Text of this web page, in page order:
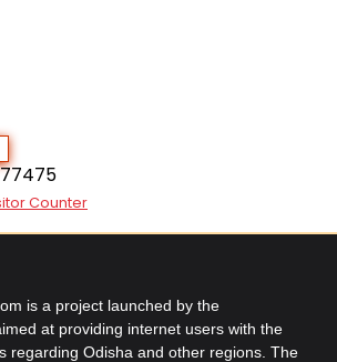
Counter
is a project launched by the
at providing internet users with the
regarding Odisha and other regions. The